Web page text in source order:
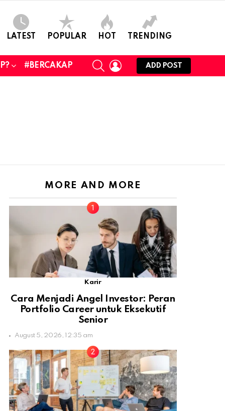
LATEST POPULAR HOT TRENDING
#BERCAKAP
SEARCHLOGIN
ADD POST
MORE AND MORE
Karir
Cara Menjadi Angel Investor: Peran
Portfolio Career untuk Eksekutif
Senior
August 5, 2026, 12:35 am